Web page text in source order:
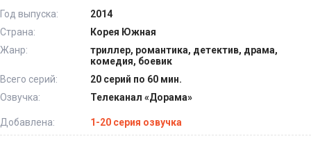
Год выпуска:
2014
Страна:
Корея Южная
Жанр:
триллер, романтика, детектив, драма,
комедия, боевик
Всего серий:
20 серий по 60 мин.
Озвучка:
Телеканал «Дорама»
Добавлена: 1-20 серия озвучка